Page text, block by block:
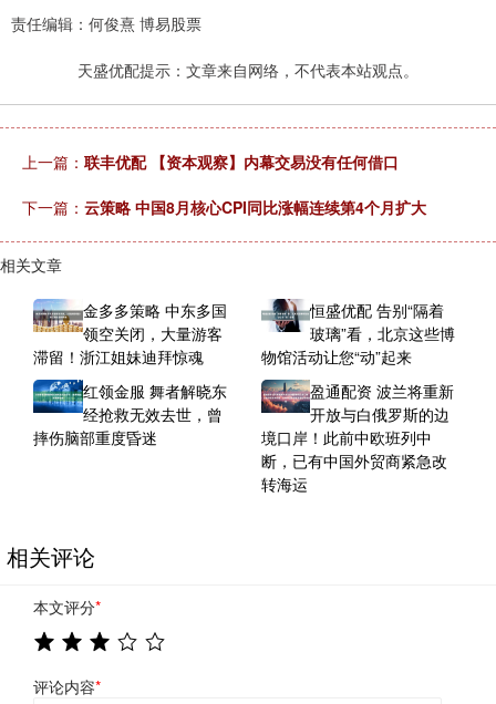
责任编辑：何俊熹 博易股票
天盛优配提示：文章来自网络，不代表本站观点。
上一篇： 联丰优配 【资本观察】内幕交易没有任何借口
下一篇： 云策略 中国8月核心CPI同比涨幅连续第4个月扩大
相关文章
金多多策略 中东多国
领空关闭，大量游客
滞留！浙江姐妹迪拜惊魂
恒盛优配 告别“隔着
玻璃”看，北京这些博
物馆活动让您“动”起来
红领金服 舞者解晓东
经抢救无效去世，曾
摔伤脑部重度昏迷
盈通配资 波兰将重新
开放与白俄罗斯的边
境口岸！此前中欧班列中
断，已有中国外贸商紧急改
转海运
相关评论
本文评分*
评论内容*